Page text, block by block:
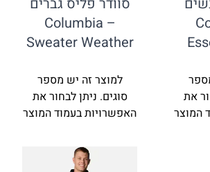
Columbia –
Sweater Weather
למוצר זה יש מספר
סוגים. ניתן לבחור את
האפשרויות בעמוד המוצר